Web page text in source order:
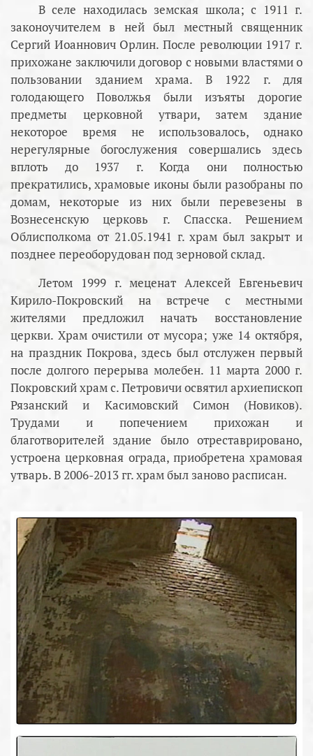
В селе находилась земская школа; с 1911 г.
законоучителем в ней был местный священник
Сергий Иоаннович Орлин. После революции 1917 г.
прихожане заключили договор с новыми властями о
пользовании зданием храма. В 1922 г. для
голодающего Поволжья были изъяты дорогие
предметы церковной утвари, затем здание
некоторое время не использовалось, однако
нерегулярные богослужения совершались здесь
вплоть до 1937 г. Когда они полностью
прекратились, храмовые иконы были разобраны по
домам, некоторые из них были перевезены в
Вознесенскую церковь г. Спасска. Решением
Облисполкома от 21.05.1941 г. храм был закрыт и
позднее переоборудован под зерновой склад.
Летом 1999 г. меценат Алексей Евгеньевич
Кирило-Покровский на встрече с местными
жителями предложил начать восстановление
церкви. Храм очистили от мусора; уже 14 октября,
на праздник Покрова, здесь был отслужен первый
после долгого перерыва молебен. 11 марта 2000 г.
Покровский храм с. Петровичи освятил архиепископ
Рязанский и Касимовский Симон (Новиков).
Трудами и попечением прихожан и
благотворителей здание было отреставрировано,
устроена церковная ограда, приобретена храмовая
утварь. В 2006-2013 гг. храм был заново расписан.